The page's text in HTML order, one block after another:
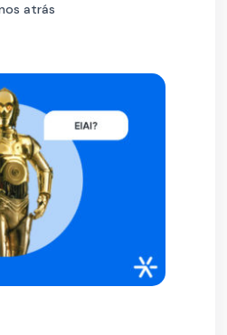
atrás